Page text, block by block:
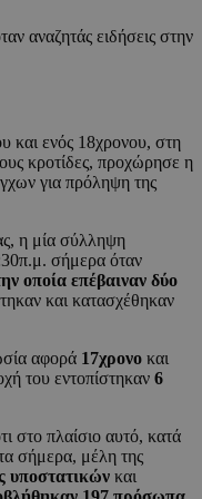
αναζητάς ειδήσεις στην
και ενός 18χρονου, στη
κροτίδες, προχώρησε η
για πρόληψη της
η μία σύλληψη
σήμερα όταν
οποία επέβαιναν δύο
και κατασχέθηκαν
αφορά 17χρονο και
του εντοπίστηκαν 6
στο πλαίσιο αυτό, κατά
σήμερα, μέλη της
υποστατικών και